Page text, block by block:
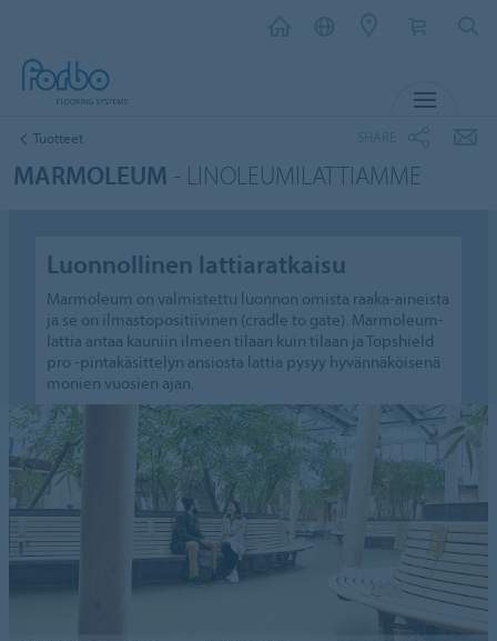
Tuotteet
MARMOLEUM - LINOLEUMILATTIAMME
Luonnollinen lattiaratkaisu
Marmoleum on valmistettu luonnon omista raaka-aineista
ja se on ilmastopositiivinen (cradle to gate). Marmoleum-
lattia antaa kauniin ilmeen tilaan kuin tilaan ja Topshield
pro -pintakäsittelyn ansiosta lattia pysyy hyvännäköisenä
monien vuosien ajan.